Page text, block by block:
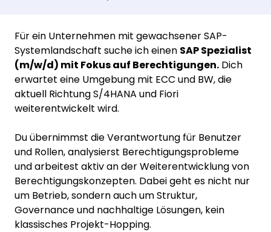
Für ein Unternehmen mit gewachsener SAP-
Systemlandschaft suche ich einen SAP Spezialist
(m/w/d) mit Fokus auf Berechtigungen. Dich
erwartet eine Umgebung mit ECC und BW, die
aktuell Richtung S/4HANA und Fiori
weiterentwickelt wird.
Du übernimmst die Verantwortung für Benutzer
und Rollen, analysierst Berechtigungsprobleme
und arbeitest aktiv an der Weiterentwicklung von
Berechtigungskonzepten. Dabei geht es nicht nur
um Betrieb, sondern auch um Struktur,
Governance und nachhaltige Lösungen, kein
klassisches Projekt-Hopping.